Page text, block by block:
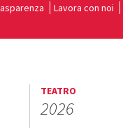
Lavora con noi
TEATRO
2026